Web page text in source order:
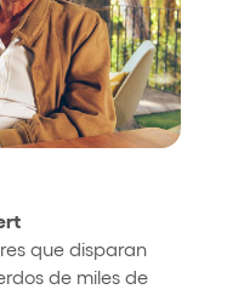
que disparan
de miles de